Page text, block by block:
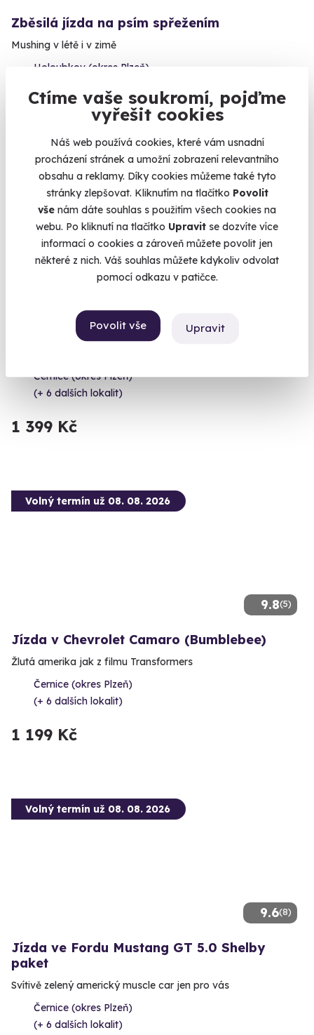
Ctíme vaše soukromí, pojďme
vyřešit cookies
Náš web používá cookies, které vám usnadní
procházení stránek a umožní zobrazení relevantního
obsahu a reklamy. Díky cookies můžeme také tyto
stránky zlepšovat. Kliknutím na tlačítko Povolit
vše nám dáte souhlas s použitím všech cookies na
webu. Po kliknutí na tlačítko Upravit se dozvíte více
informací o cookies a zároveň můžete povolit jen
některé z nich. Váš souhlas můžete kdykoliv odvolat
pomocí odkazu v patičce.
Povolit vše Upravit
Zběsilá jízda na psím spřežením
Mushing v létě i v zimě
Holoubkov (okres Plzeň)
Volný termín už 08. 08. 2026
Jízda v Dodge Challenger
Černice (okres Plzeň)
(+ 6 dalších lokalit)
1 399 Kč
9.8(5)
Volný termín už 08. 08. 2026
Jízda v Chevrolet Camaro (Bumblebee)
Žlutá amerika jak z filmu Transformers
Černice (okres Plzeň)
(+ 6 dalších lokalit)
1 199 Kč
9.6(8)
Volný termín už 08. 08. 2026
Jízda ve Fordu Mustang GT 5.0 Shelby
paket
Svítivě zelený americký muscle car jen pro vás
Černice (okres Plzeň)
(+ 6 dalších lokalit)